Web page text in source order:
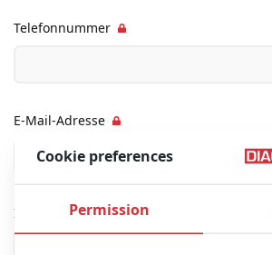
Telefonnummer
E-Mail-Adresse
Ihre Nachricht
Cookie preferences
Permission